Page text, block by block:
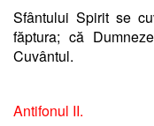
Sfântului Spirit se
făptura; că
Cuvântul.
Antifonul II.